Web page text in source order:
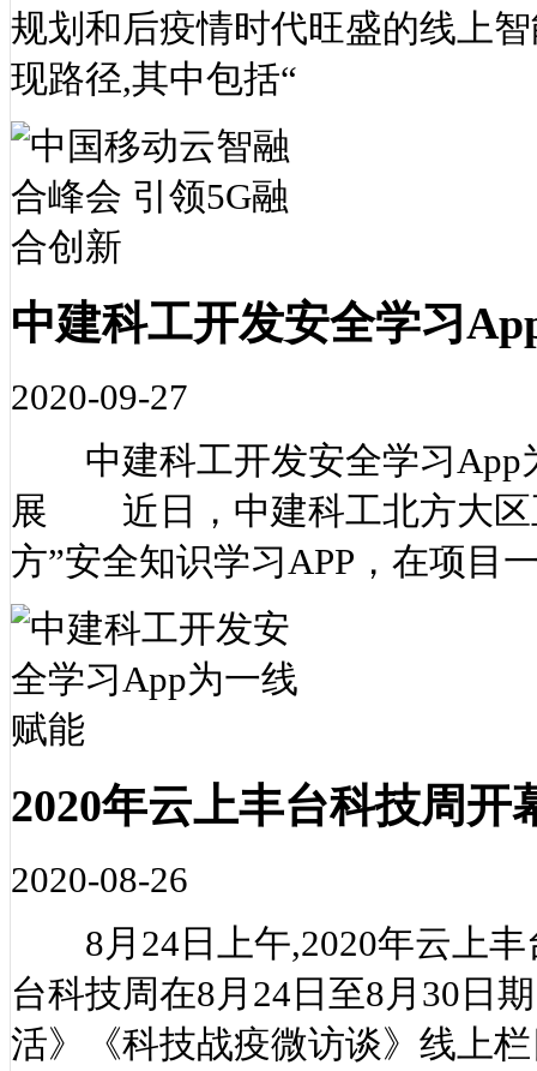
规划和后疫情时代旺盛的线上
现路径,其中包括“
中建科工开发安全学习
2020-09-27
中建科工开发安全学习
展 近日，中建科工北方大区
方”安全知识学习APP，在项目
2020年云上丰台科技周开
2020-08-26
8月24日上午,2020年云上丰
台科技周在8月24日至8月30日
活》《科技战疫微访谈》线上